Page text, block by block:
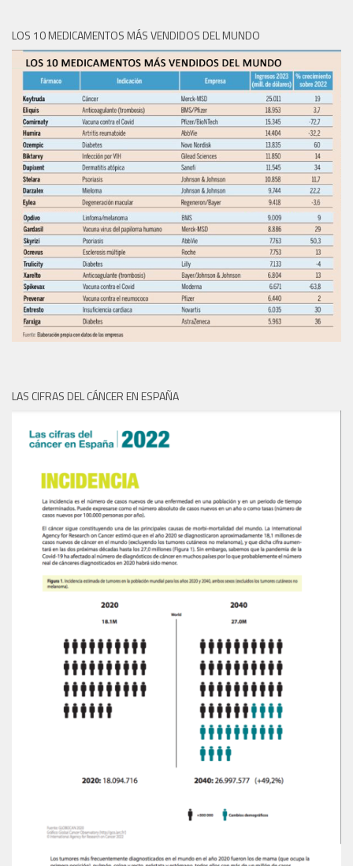
LOS 10 MEDICAMENTOS MÁS VENDIDOS DEL MUNDO
LAS CIFRAS DEL CÁNCER EN ESPAÑA